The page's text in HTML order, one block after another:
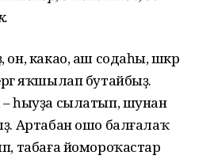
какао, аш содаһы, шәкәр
яҡшылап бутайбыҙ.
һыуҙа сылатып, шунан
Артабан ошо балғалаҡ
табаға йомороҡастар